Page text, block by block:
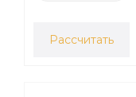
Рассчитать